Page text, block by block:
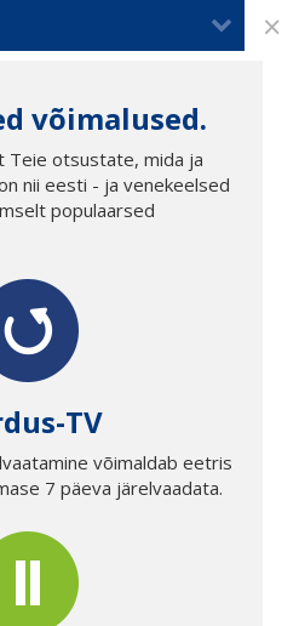
×
võimalused.
Teie otsustate, mida ja
nii eesti - ja venekeelsed
populaarsed
TV
võimaldab eetris
7 päeva järelvaadata.